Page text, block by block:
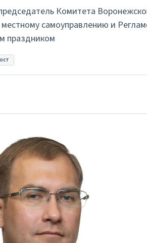
Комитета
самоуправлению и
праздником